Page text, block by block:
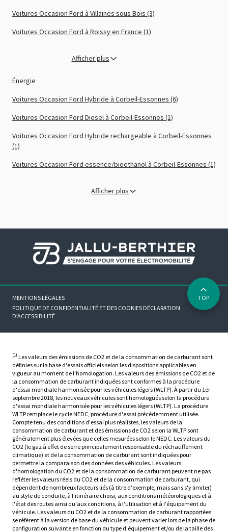
Voitures Occasion Ford à Villaines sous Bois (3)
Voitures Occasion Ford à Roissy en France (1)
Afficher plus
Énergie
Voitures Occasion Ford Hybride à Corbeil-Essonnes (6)
Voitures Occasion Ford Diesel à Corbeil-Essonnes (1)
Voitures Occasion Ford Hybride rechargeable à Corbeil-Essonnes
(1)
Voitures Occasion Ford essence/bioethanol à Corbeil-Essonnes (1)
Afficher plus
MENTIONS LÉGALES
POLITIQUE DE CONFIDENTIALITÉ ET DES COOKIES DÉCLARATION
D’ACCESSIBILITÉ
TOP
(1) Les valeurs des émissions de CO2 et de la consommation de carburant sont
définies sur la base d'essais officiels selon les dispositions applicables en
vigueur au moment de l'homologation. Les valeurs des émissions de CO2 et de
la consommation de carburant indiquées sont conformes à la procédure
d'essai mondiale harmonisée pour les véhicules légers (WLTP). À partir du 1er
septembre 2018, les nouveaux véhicules sont homologués selon la procédure
d'essai mondiale harmonisée pour les véhicules légers (WLTP). La procédure
WLTP remplace le cycle NEDC, procédure d'essai précédemment utilisée.
Compte tenu des conditions d'essai plus réalistes, les valeurs de la
consommation de carburant et des émissions de CO2 selon la WLTP sont
généralement plus élevées que celles mesurées selon le NEDC. Les valeurs du
CO2 (le gaz à effet de serre principalement responsable du réchauffement
climatique) et de la consommation de carburant sont indiquées pour
permettre la comparaison des données des véhicules. Les valeurs
d'homologation du CO2 et de la consommation de carburant peuvent ne pas
refléter les valeurs réels du CO2 et de la consommation de carburant, qui
dépendent de nombreux facteurs liés (à titre d'exemple, mais sans s'y limiter)
au style de conduite, à l'itinéraire choisi, aux conditions météorologiques et à
l'état des routes ainsi qu'aux conditions, à l'utilisation et à l'équipement du
véhicule. Les valeurs du CO2 et de la consommation de carburant rapportées
se réfèrent à la version de base du véhicule et peuvent varier lors de la phase de
configuration suivante en fonction du type d'équipement et/ou de la taille des